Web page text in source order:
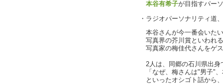
本谷有希子が目指すパー
・ラジオパーソナリティ道
本谷さんが今一番会いた
写真界の芥川賞といわれ
写真家の梅佳代さんをゲ
2人は、同郷の石川県出身
「なぜ、梅さんは"男子"、
といったオシゴト話から、